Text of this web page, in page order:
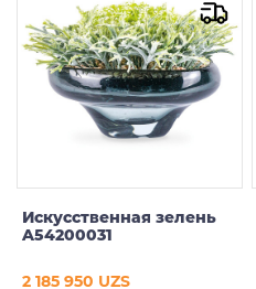
Искусственная зелень
A54200031
2 185 950 UZS